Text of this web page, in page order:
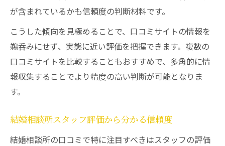
が含まれているかも信頼度の判断材料です。
こうした傾向を見極めることで、口コミサイトの情報を
鵜呑みにせず、実態に近い評価を把握できます。複数の
口コミサイトを比較することもおすすめで、多角的に情
報収集することでより精度の高い判断が可能となりま
す。
結婚相談所スタッフ評価から分かる信頼度
結婚相談所の口コミで特に注目すべきはスタッフの評価